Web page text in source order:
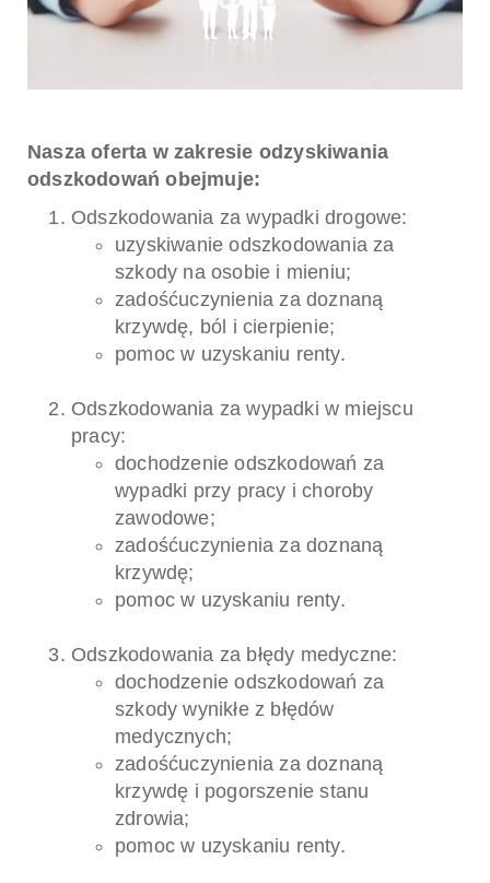
Nasza oferta w zakresie odzyskiwania
odszkodowań obejmuje:
Odszkodowania za wypadki drogowe:
uzyskiwanie odszkodowania za
szkody na osobie i mieniu;
zadośćuczynienia za doznaną
krzywdę, ból i cierpienie;
pomoc w uzyskaniu renty.
Odszkodowania za wypadki w miejscu
pracy:
dochodzenie odszkodowań za
wypadki przy pracy i choroby
zawodowe;
zadośćuczynienia za doznaną
krzywdę;
pomoc w uzyskaniu renty.
Odszkodowania za błędy medyczne:
dochodzenie odszkodowań za
szkody wynikłe z błędów
medycznych;
zadośćuczynienia za doznaną
krzywdę i pogorszenie stanu
zdrowia;
pomoc w uzyskaniu renty.